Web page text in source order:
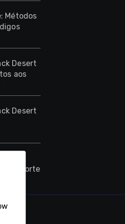
Métodos
Desert
aos
Desert
suporte